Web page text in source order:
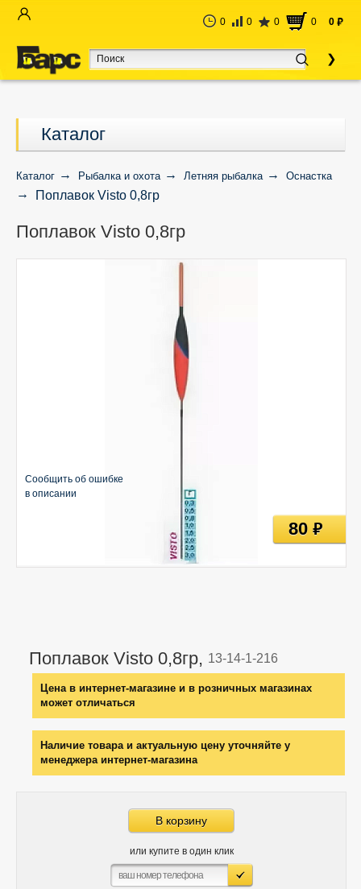
0 0 0 0 0 руб
Каталог
Каталог Рыбалка и охота Летняя рыбалка Оснастка
Поплавок Visto 0,8гр
Поплавок Visto 0,8гр
Поплавок Visto 0,8гр, 13-14-1-216
Цена в интернет-магазине и в розничных магазинах
может отличаться
Наличие товара и актуальную цену уточняйте у
менеджера интернет-магазина
В корзину
или купите в один клик
Сообщить об ошибке
в описании
80руб